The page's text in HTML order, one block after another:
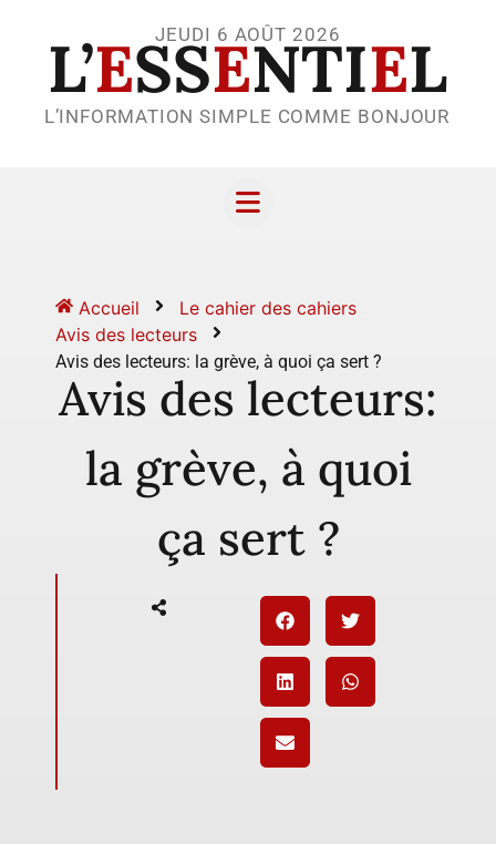
JEUDI 6 AOÛT 2026
L’ESSENTIEL
L’INFORMATION SIMPLE COMME BONJOUR
Accueil
Le cahier des cahiers
Avis des lecteurs
Avis des lecteurs: la grève, à quoi ça sert ?
Avis des lecteurs:
la grève, à quoi
ça sert ?